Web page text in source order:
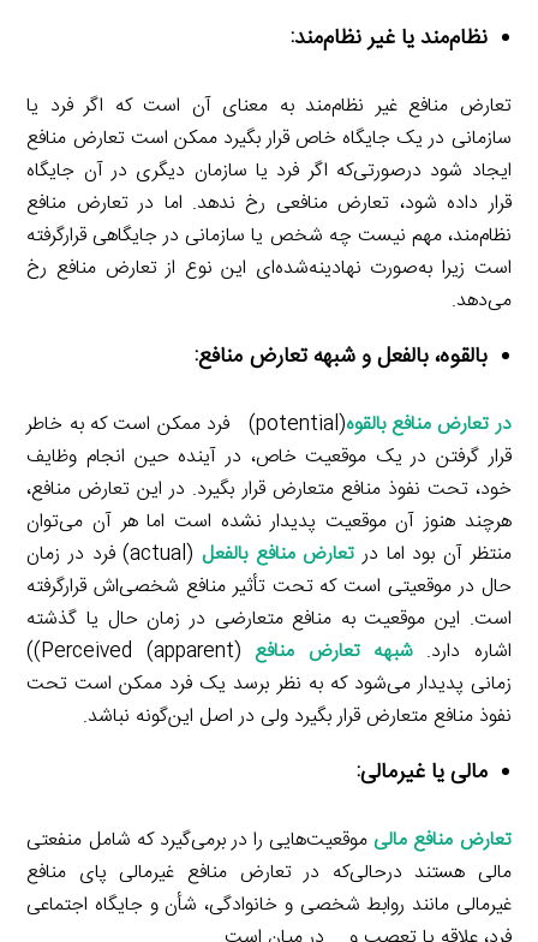
نظام‌مند یا غیر نظام‌مند:
تعارض منافع غیر نظام‌مند به معنای آن است که اگر فرد یا
سازمانی در یک جایگاه خاص قرار بگیرد ممکن است تعارض منافع
ایجاد شود درصورتی‌که اگر فرد یا سازمان دیگری در آن جایگاه
قرار داده شود، تعارض منافعی رخ ندهد. اما در تعارض منافع
نظام‌مند، مهم نیست چه شخص یا سازمانی در جایگاهی قرارگرفته
است زیرا به‌صورت نهادینه‌شده‌ای این نوع از تعارض منافع رخ
می‌دهد.
بالقوه، بالفعل و شبهه تعارض منافع:
درتعارض منافع بالقوه
(potential) فرد ممکن است که به خاطر
قرار گرفتن در یک موقعیت خاص، در آینده حین انجام وظایف
خود، تحت نفوذ منافع متعارض قرار بگیرد. در این تعارض منافع،
هرچند هنوز آن موقعیت پدیدار نشده است اما هر آن می‌توان
منتظر آن بود اما در تعارض منافع بالفعل
(actual) فرد در زمان
حال در موقعیتی است که تحت تأثیر منافع شخصی‌اش قرارگرفته
است. این موقعیت به منافع متعارضی در زمان حال یا گذشته
اشاره دارد. شبهه تعارض منافع
Perceived (apparent)))
زمانی پدیدار می‌شود که به نظر برسد یک فرد ممکن است تحت
نفوذ منافع متعارض قرار بگیرد ولی در اصل این‌گونه نباشد.
مالی یا غیرمالی:
تعارض منافع مالیموقعیت‌هایی را در برمی‌گیرد که شامل منفعتی
مالی هستند درحالی‌که در تعارض منافع غیرمالی پای منافع
غیرمالی مانند روابط شخصی و خانوادگی، شأن و جایگاه اجتماعی